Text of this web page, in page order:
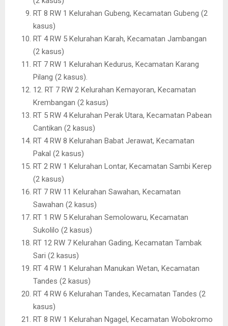
RT 8 RW 1 Kelurahan Gubeng, Kecamatan Gubeng (2
kasus)
RT 4 RW 5 Kelurahan Karah, Kecamatan Jambangan
(2 kasus)
RT 7 RW 1 Kelurahan Kedurus, Kecamatan Karang
Pilang (2 kasus).
12. RT 7 RW 2 Kelurahan Kemayoran, Kecamatan
Krembangan (2 kasus)
RT 5 RW 4 Kelurahan Perak Utara, Kecamatan Pabean
Cantikan (2 kasus)
RT 4 RW 8 Kelurahan Babat Jerawat, Kecamatan
Pakal (2 kasus)
RT 2 RW 1 Kelurahan Lontar, Kecamatan Sambi Kerep
(2 kasus)
RT 7 RW 11 Kelurahan Sawahan, Kecamatan
Sawahan (2 kasus)
RT 1 RW 5 Kelurahan Semolowaru, Kecamatan
Sukolilo (2 kasus)
RT 12 RW 7 Kelurahan Gading, Kecamatan Tambak
Sari (2 kasus)
RT 4 RW 1 Kelurahan Manukan Wetan, Kecamatan
Tandes (2 kasus)
RT 4 RW 6 Kelurahan Tandes, Kecamatan Tandes (2
kasus)
RT 8 RW 1 Kelurahan Ngagel, Kecamatan Wobokromo